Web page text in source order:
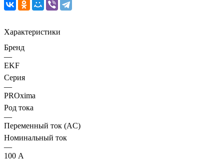
Характеристики
Бренд
—
EKF
Серия
—
PROxima
Род тока
—
Переменный ток (AC)
Номинальный ток
—
100 А